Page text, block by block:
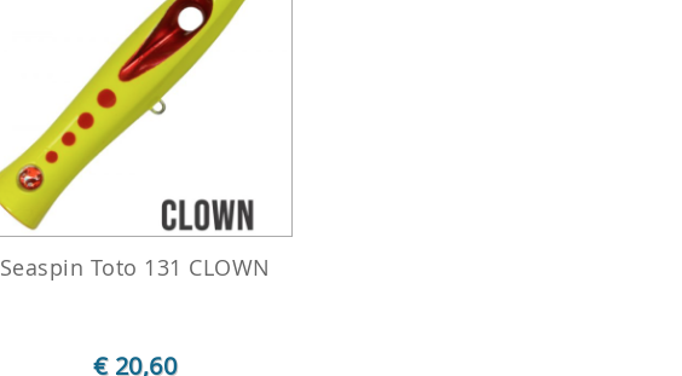
Seaspin Toto 131 CLOWN
€ 20,60